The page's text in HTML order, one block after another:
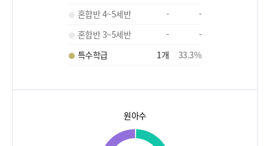
혼합반 4~5세반
-
-
혼합반 3~5세반
-
-
특수학급
1개 33.3%
원아수